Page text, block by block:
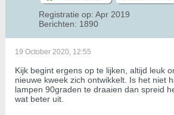
Registratie op: Apr 2019
Berichten: 1890
19 October 2020, 12:55
Kijk begint ergens op te lijken, altijd leuk
nieuwe kweek zich ontwikkelt. Is het niet
lampen 90graden te draaien dan spreid
wat beter uit.